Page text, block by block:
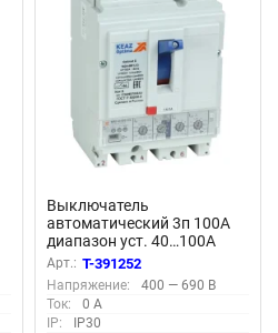
Выключатель
автоматический 3п 100А
диапазон уст. 40…100А
65кА OptiMat D100H MR1
У3 КЭАЗ 144414
Арт.: T-391252
Напряжение:
400 — 690 В
Ток:
0 А
IP:
IP30